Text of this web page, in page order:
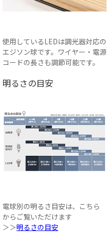
使用しているLEDは調光器対応の
エジソン球です。ワイヤー・電源
コードの長さも調節可能です。
明るさの目安
電球別の明るさ目安は、こちら
からご覧いただけます
＞＞明るさの目安